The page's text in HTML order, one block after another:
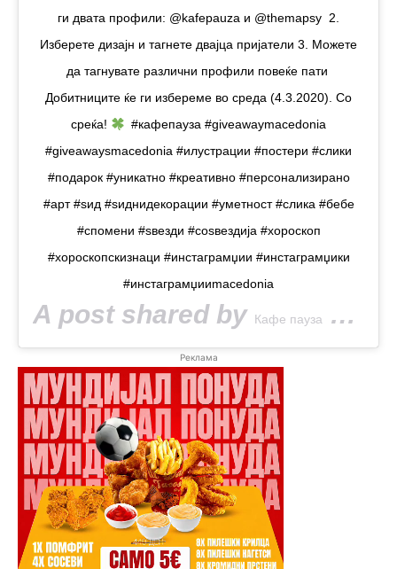
ги двата профили: @kafepauza и @themapsy ⁠ 2.
Изберете дизајн и тагнете двајца пријатели 3. Можете
да тагнувате различни профили повеќе пати ⁠
Добитниците ќе ги избереме во среда (4.3.2020). Со
среќа!
⁠ ⁠ #кафепауза #giveawaymacedonia
#giveawaysmacedonia #илустрации #постери #слики
#подарок #уникатно #креативно #персонализирано
#арт #ѕид #ѕиднидекорации #уметност #слика #бебе
#спомени #ѕвезди #соѕвездија #хороскоп
#хороскопскизнаци #инстаграмџии #инстаграмџики
#инстаграмџииmacedonia
A post shared by Кафе пауза
Реклама